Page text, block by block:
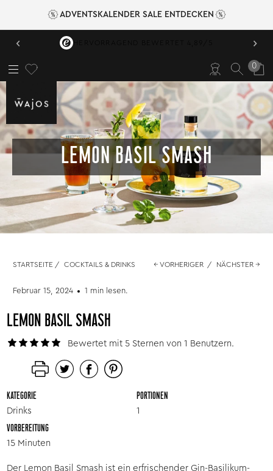
ADVENTSKALENDER SALE ENTDECKEN
‹ ›
0
LEMON BASIL SMASH
STARTSEITE / COCKTAILS & DRINKS ← VORHERIGER / NÄCHSTER →
Februar 15, 2024 1 min lesen.
LEMON BASIL SMASH
Bewertet mit 5 Sternen von 1 Benutzern.
KATEGORIE
Drinks
PORTIONEN
1
VORBEREITUNG
15 Minuten
Der Lemon Basil Smash ist ein erfrischender Gin-Basilikum-